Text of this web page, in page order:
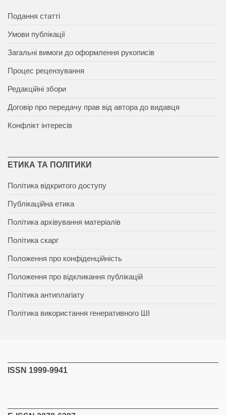
Подання статті
Умови публікації
Загальні вимоги до оформлення рукописів
Процес рецензування
Редакційні збори
Договір про передачу прав від автора до видавця
Конфлікт інтересів
ЕТИКА ТА ПОЛІТИКИ
Політика відкритого доступу
Публікаційна етика
Політика архівування матеріалів
Політика скарг
Положення про конфіденційність
Положення про відкликання публікацій
Політика антиплагіату
Політика використання генеративного ШІ
ISSN 1999-9941